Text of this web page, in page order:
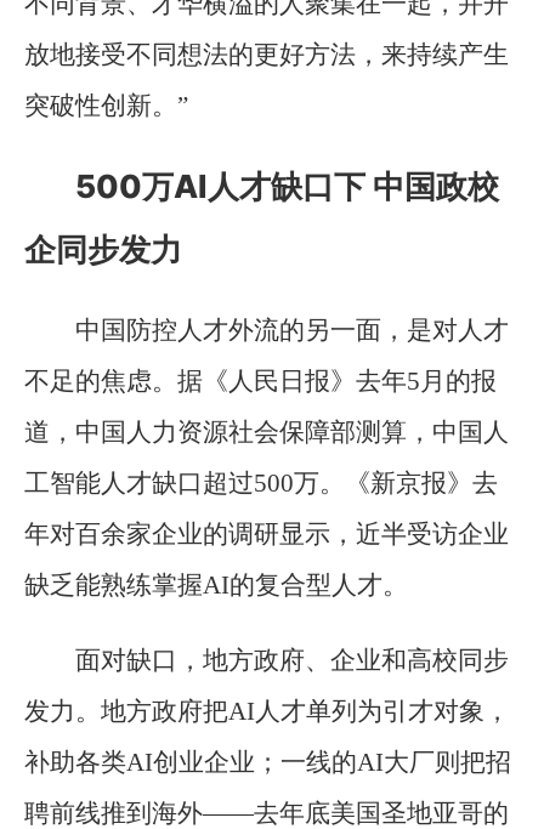
放地接受不同想法的更好方法，来持续产生
突破性创新。”
500万AI人才缺口下 中国政校
企同步发力
中国防控人才外流的另一面，是对人才
不足的焦虑。据《人民日报》去年5月的报
道，中国人力资源社会保障部测算，中国人
工智能人才缺口超过500万。《新京报》去
年对百余家企业的调研显示，近半受访企业
缺乏能熟练掌握AI的复合型人才。
面对缺口，地方政府、企业和高校同步
发力。地方政府把AI人才单列为引才对象，
补助各类AI创业企业；一线的AI大厂则把招
聘前线推到海外——去年底美国圣地亚哥的